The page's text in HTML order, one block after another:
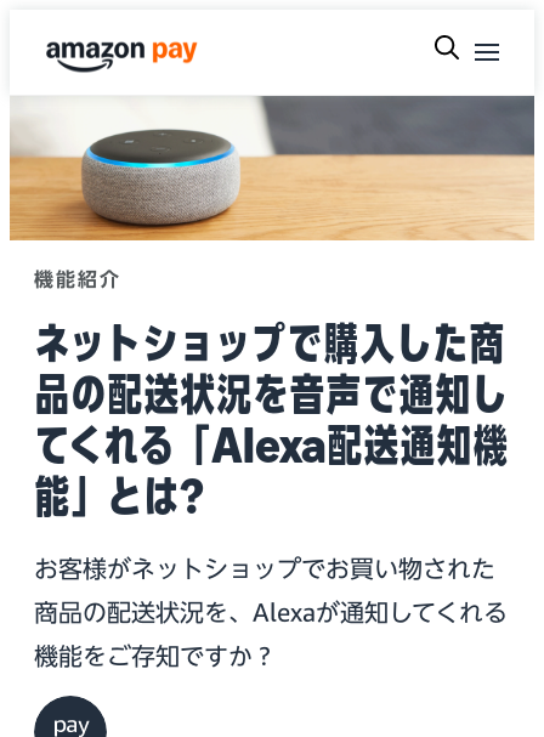
機能紹介
ネットショップで購入した商
品の配送状況を音声で通知し
てくれる「Alexa配送通知機
能」とは?
お客様がネットショップでお買い物された
商品の配送状況を、Alexaが通知してくれる
機能をご存知ですか？